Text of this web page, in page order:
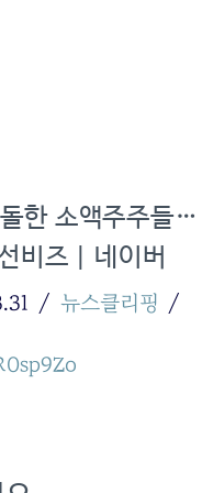
한 소액주주들
비즈 | 네이버
뉴스클리핑